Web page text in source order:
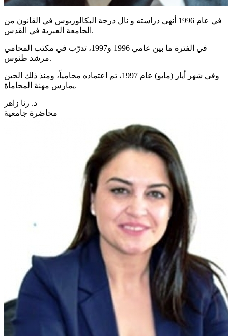
في عام 1996 أنهى دراسته و نال درجة البكالوريوس في القانون من
الجامعة العبرية في القدس.
في الفترة ما بين عامي 1996 و1997، تدرّب في مكتب المحامي
مرشد طنوس.
وفي شهر أيار (مايو) عام 1997، تم اعتماده محامياً، ومنذ ذلك الحين
يمارس مهنة المحاماة.
د. رنا زاهر
محاضرة جامعية